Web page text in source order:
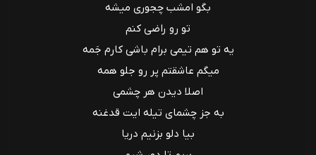
بگو امشب چجوری میشه
تو رو راضی کنم
یه تو هم تیمی برام باشی کارم جَمه
میگم عاشقتم پر رو جلو همه
اصلا دیدن هر چشمی
به جز چشمای تیله ایت قدغنه
بیا دلو بزنیم دریا